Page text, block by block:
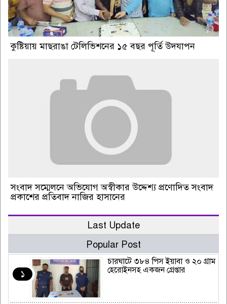
কুষ্টিয়ায় মাছরাঙা টেলিভিশনের ১৫ বছর পূর্তি উদযাপন
সংবাদ সম্মেলনে অভিযোগ অস্বীকার উদ্দেশ্য প্রণোদিত সংবাদ
প্রকাশের প্রতিবাদ নাজির হাসানের
Last Update
Popular Post
১
চারঘাটে ৩৮৪ পিস ইয়াবা ও ২০ গ্রাম
হেরোইনসহ একজন গ্রেপ্তার